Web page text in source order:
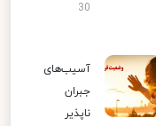
30
آسیب‌های
جبران
ناپذیر